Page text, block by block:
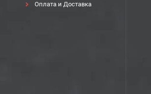
Оплата и Доставка